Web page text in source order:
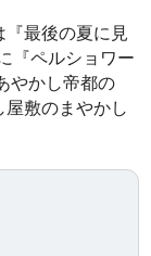
最後の夏に見
『ペルショワー
やかし帝都の
敷のまやかし